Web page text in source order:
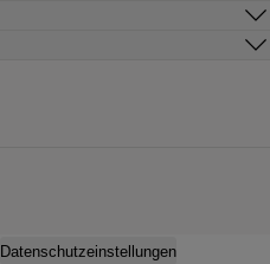
Datenschutzeinstellungen